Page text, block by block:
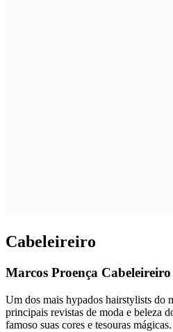
Cabeleireiro
Marcos Proença Cabeleireiro
Um dos mais hypados hairstylists do
principais revistas de moda e beleza
famoso suas cores e tesouras mágicas.